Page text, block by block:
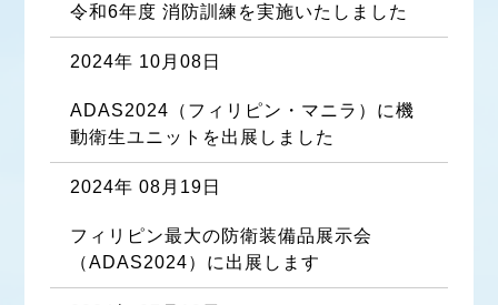
令和6年度 消防訓練を実施いたしました
2024年 10月08日
ADAS2024（フィリピン・マニラ）に機
動衛生ユニットを出展しました
2024年 08月19日
フィリピン最大の防衛装備品展示会
（ADAS2024）に出展します